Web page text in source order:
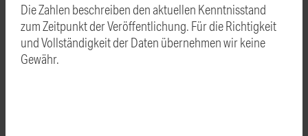
Die Zahlen beschreiben den aktuellen Kenntnisstand
zum Zeitpunkt der Veröffentlichung. Für die Richtigkeit
und Vollständigkeit der Daten übernehmen wir keine
Gewähr.